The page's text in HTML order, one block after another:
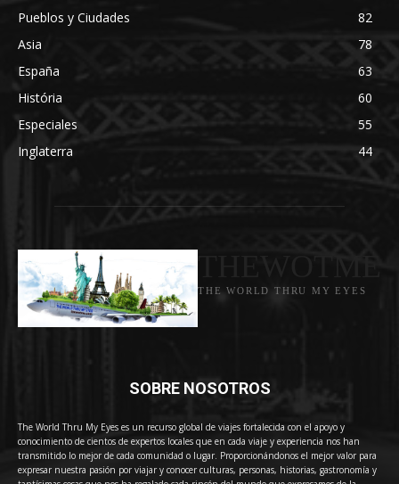
Pueblos y Ciudades
82
Asia
78
España
63
História
60
Especiales
55
Inglaterra
44
THE WORLD THRU MY EYES
SOBRE NOSOTROS
The World Thru My Eyes es un recurso global de viajes fortalecida con el apoyo y
conocimiento de cientos de expertos locales que en cada viaje y experiencia nos han
transmitido lo mejor de cada comunidad o lugar. Proporcionándonos el mejor valor para
expresar nuestra pasión por viajar y conocer culturas, personas, historias, gastronomía y